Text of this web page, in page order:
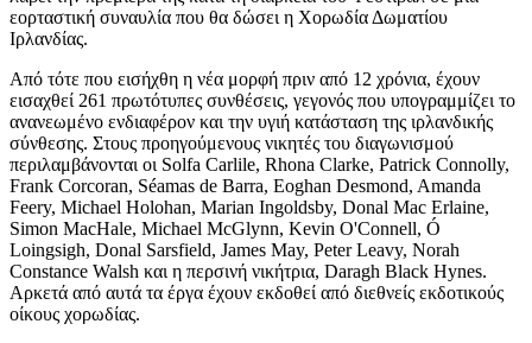
εορταστική συναυλία που θα δώσει η Χορωδία Δωματίου
Ιρλανδίας.
Από τότε που εισήχθη η νέα μορφή πριν από 12 χρόνια, έχουν
εισαχθεί 261 πρωτότυπες συνθέσεις, γεγονός που υπογραμμίζει το
ανανεωμένο ενδιαφέρον και την υγιή κατάσταση της ιρλανδικής
σύνθεσης. Στους προηγούμενους νικητές του διαγωνισμού
περιλαμβάνονται οι Solfa Carlile, Rhona Clarke, Patrick Connolly,
Frank Corcoran, Séamas de Barra, Eoghan Desmond, Amanda
Feery, Michael Holohan, Marian Ingoldsby, Donal Mac Erlaine,
Simon MacHale, Michael McGlynn, Kevin O'Connell, Ó
Loingsigh, Donal Sarsfield, James May, Peter Leavy, Norah
Constance Walsh και η περσινή νικήτρια, Daragh Black Hynes.
Αρκετά από αυτά τα έργα έχουν εκδοθεί από διεθνείς εκδοτικούς
οίκους χορωδίας.